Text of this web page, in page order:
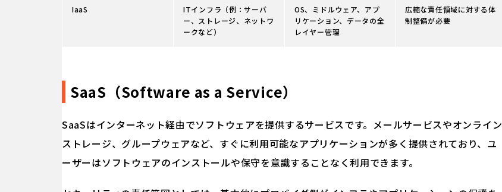
IaaS
ITインフラ（例：サーバ
ー、ストレージ、ネットワ
ークなど）
OS、ミドルウェア、アプ
リケーション、データの全
レイヤー管理
広範な責任領域に対する体
制整備が必要
SaaS（Software as a Service）
SaaSはインターネット経由でソフトウェアを提供するサービスです。メールサービスやオンライン
ストレージ、グループウェアなど、すぐに利用可能なアプリケーションが多く提供されており、ユ
ーザーはソフトウェアのインストールや保守を意識することなく利用できます。